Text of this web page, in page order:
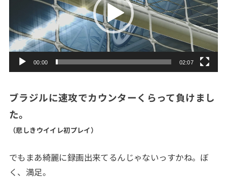
ー
ヤ
ー
00:00 02:07
ブラジルに速攻でカウンターくらって負けまし
た。
（悲しきウイイレ初プレイ）
でもまあ綺麗に録画出来てるんじゃないっすかね。ぼ
く、満足。